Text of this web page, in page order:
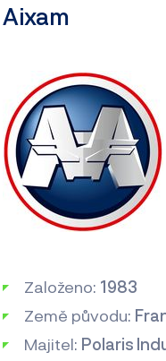
Aixam
Založeno: 1983
Země původu:
Majitel: Polaris